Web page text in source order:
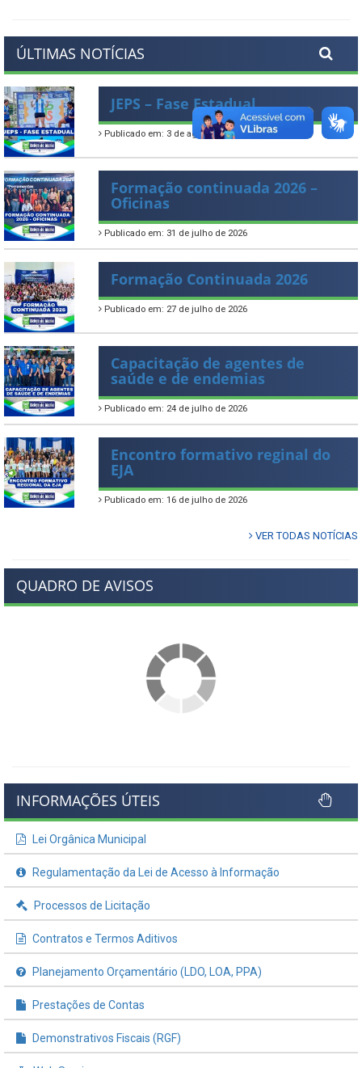
ÚLTIMAS NOTÍCIAS
JEPS – Fase Estadual
Publicado em: 3 de agosto de 2026
Formação continuada 2026 –
Oficinas
Publicado em: 31 de julho de 2026
Formação Continuada 2026
Publicado em: 27 de julho de 2026
Capacitação de agentes de
saúde e de endemias
Publicado em: 24 de julho de 2026
Encontro formativo reginal do
EJA
Publicado em: 16 de julho de 2026
VER TODAS NOTÍCIAS
QUADRO DE AVISOS
INFORMAÇÕES ÚTEIS
Lei Orgânica Municipal
Regulamentação da Lei de Acesso à Informação
Processos de Licitação
Contratos e Termos Aditivos
Planejamento Orçamentário (LDO, LOA, PPA)
Prestações de Contas
Demonstrativos Fiscais (RGF)